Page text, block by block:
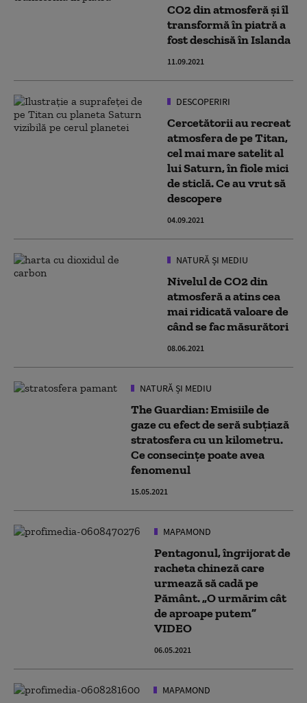
CO2 din atmosferă și îl
transformă în piatră a
fost deschisă în Islanda
11.09.2021
DESCOPERIRI
Cercetătorii au recreat
atmosfera de pe Titan,
cel mai mare satelit al
lui Saturn, în fiole mici
de sticlă. Ce au vrut să
descopere
04.09.2021
NATURĂ ȘI MEDIU
Nivelul de CO2 din
atmosferă a atins cea
mai ridicată valoare de
când se fac măsurători
08.06.2021
NATURĂ ȘI MEDIU
The Guardian: Emisiile de
gaze cu efect de seră subțiază
stratosfera cu un kilometru.
Ce consecințe poate avea
fenomenul
15.05.2021
MAPAMOND
Pentagonul, îngrijorat de
racheta chineză care
urmează să cadă pe
Pământ. „O urmărim cât
de aproape putem”
VIDEO
06.05.2021
MAPAMOND